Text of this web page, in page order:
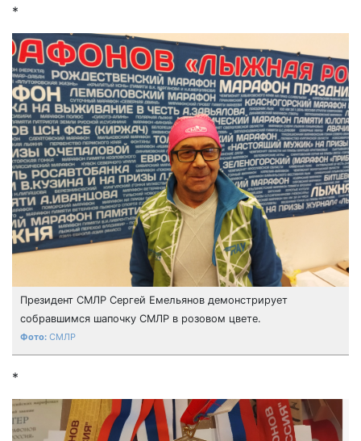
*
Президент СМЛР Сергей Емельянов демонстрирует
собравшимся шапочку СМЛР в розовом цвете.
СМЛР
*